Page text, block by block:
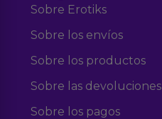
Sobre Erotiks
Sobre los envíos
Sobre los productos
Sobre las devoluciones
Sobre los pagos